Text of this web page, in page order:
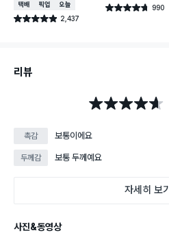
택배배송매장픽업오늘배송
별점 4.9점 2,437
건 작성
별점 4.7점 990
건 작성
리뷰
별점 4.6점
촉감 보통이에요
두께감 보통 두께예요
자세히 보기
사진&동영상